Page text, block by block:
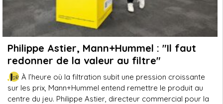
Philippe Astier, Mann+Hummel : "Il faut
redonner de la valeur au filtre"
À l’heure où la filtration subit une pression croissante
sur les prix, Mann+Hummel entend remettre le produit au
centre du jeu. Philippe Astier, directeur commercial pour la